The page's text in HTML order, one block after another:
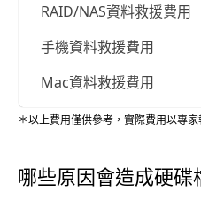
RAID/NAS資料救援費用
手機資料救援費用
Mac資料救援費用
＊以上費用僅供參考，實際費用以專家
哪些原因會造成硬碟